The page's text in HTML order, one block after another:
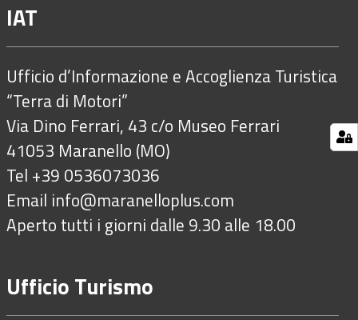
IAT
Ufficio d’Informazione e Accoglienza Turistica
“Terra di Motori”
Via Dino Ferrari, 43 c/o Museo Ferrari
41053 Maranello (MO)
Tel +39 0536073036
Email info@maranelloplus.com
Aperto tutti i giorni dalle 9.30 alle 18.00
Ufficio Turismo